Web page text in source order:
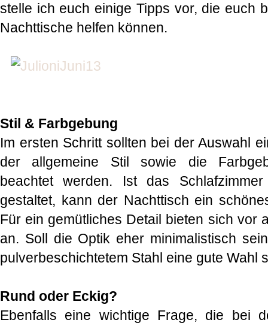
stelle ich euch einige Tipps vor, die euch
Nachttische helfen können.
Stil & Farbgebung
Im ersten Schritt sollten bei der Auswahl
der allgemeine Stil sowie die
beachtet werden. Ist das
gestaltet, kann der Nachttisch ein
Für ein gemütliches Detail bieten sich vor
an. Soll die Optik eher minimalistisch
pulverbeschichtetem Stahl eine gute Wahl
Rund oder Eckig?
Ebenfalls eine wichtige Frage, die bei